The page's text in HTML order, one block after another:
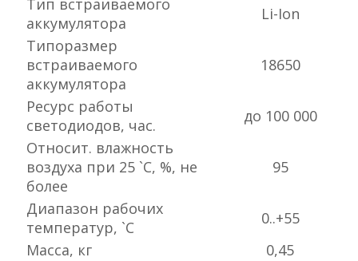
Тип встраиваемого
аккумулятора
Li-Ion
Типоразмер
встраиваемого
аккумулятора
18650
Ресурс работы
светодиодов, час.
до 100 000
Относит. влажность
воздуха при 25 `С, %, не
более
95
Диапазон рабочих
температур, `С
0..+55
Масса, кг
0,45